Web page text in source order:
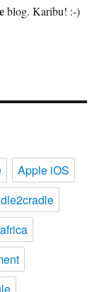
blog. Karibu! :-)
Apple iOS